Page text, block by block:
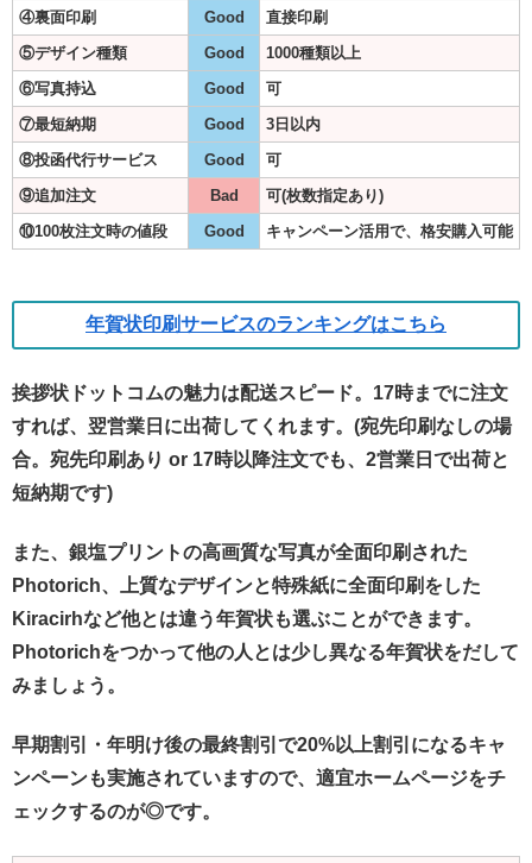
④裏面印刷
Good
直接印刷
⑤デザイン種類
Good
1000種類以上
⑥写真持込
Good
可
⑦最短納期
Good
3日以内
⑧投函代行サービス
Good
可
⑨追加注文
Bad
可(枚数指定あり)
⑩100枚注文時の値段
Good キャンペーン活用で、格安購入可能
年賀状印刷サービスのランキングはこちら
挨拶状ドットコムの魅力は配送スピード。17時までに注文
すれば、翌営業日に出荷してくれます。(宛先印刷なしの場
合。宛先印刷あり or 17時以降注文でも、2営業日で出荷と
短納期です)
また、銀塩プリントの高画質な写真が全面印刷された
Photorich、上質なデザインと特殊紙に全面印刷をした
Kiracirhなど他とは違う年賀状も選ぶことができます。
Photorichをつかって他の人とは少し異なる年賀状をだして
みましょう。
早期割引・年明け後の最終割引で20%以上割引になるキャ
ンペーンも実施されていますので、適宜ホームページをチ
ェックするのが◎です。